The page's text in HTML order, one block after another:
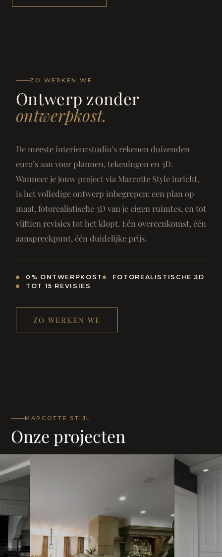
ZO WERKEN WE
Ontwerp zonder
ontwerpkost.
De meeste interieurstudio’s rekenen duizenden
euro’s aan voor plannen, tekeningen en 3D.
Wanneer je jouw project via Marcotte Style inricht,
is het volledige ontwerp inbegrepen: een plan op
maat, fotorealistische 3D van je eigen ruimtes, en tot
vijftien revisies tot het klopt. Eén overeenkomst, één
aanspreekpunt, één duidelijke prijs.
0% ONTWERPKOST
FOTOREALISTISCHE 3D
TOT 15 REVISIES
ZO WERKEN WE
MARCOTTE STIJL
Onze projecten